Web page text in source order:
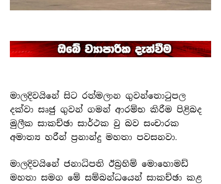
මාලදිවයිනේ සිට රත්මලාන ගුවන්තොටුපල
දක්වා සෘජු ගුවන් ගමන් ආරම්භ කිරීම පිළිබද
මුලීක සාකච්ඡා සාර්ථක වු බව සංචාරක
අමාත්‍ය හරීන් ප්‍රනාන්දු මහතා පවසනවා.
මාලදිවයිනේ ජනාධිපති ඊබ්‍රහිම් මොහොමඩ්
මහතා සමග මේ සම්බන්ධයෙන් සාකච්ඡා කළ